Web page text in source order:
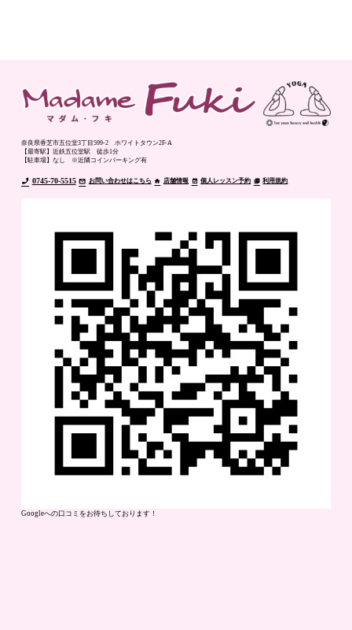
奈良県香芝市五位堂3丁目599-2 ホワイトタウン2F-A
【最寄駅】近鉄五位堂駅 徒歩1分
【駐車場】なし ※近隣コインパーキング有
0745-70-5515 お問い合わせはこちら 店舗情報 個人レッスン予約 利用規約
Googleへの口コミをお待ちしております！